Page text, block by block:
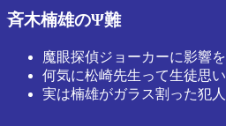
斉木楠雄のΨ難
魔眼探偵ジョーカーに影響
何気に松崎先生って生徒思
実は楠雄がガラス割った犯